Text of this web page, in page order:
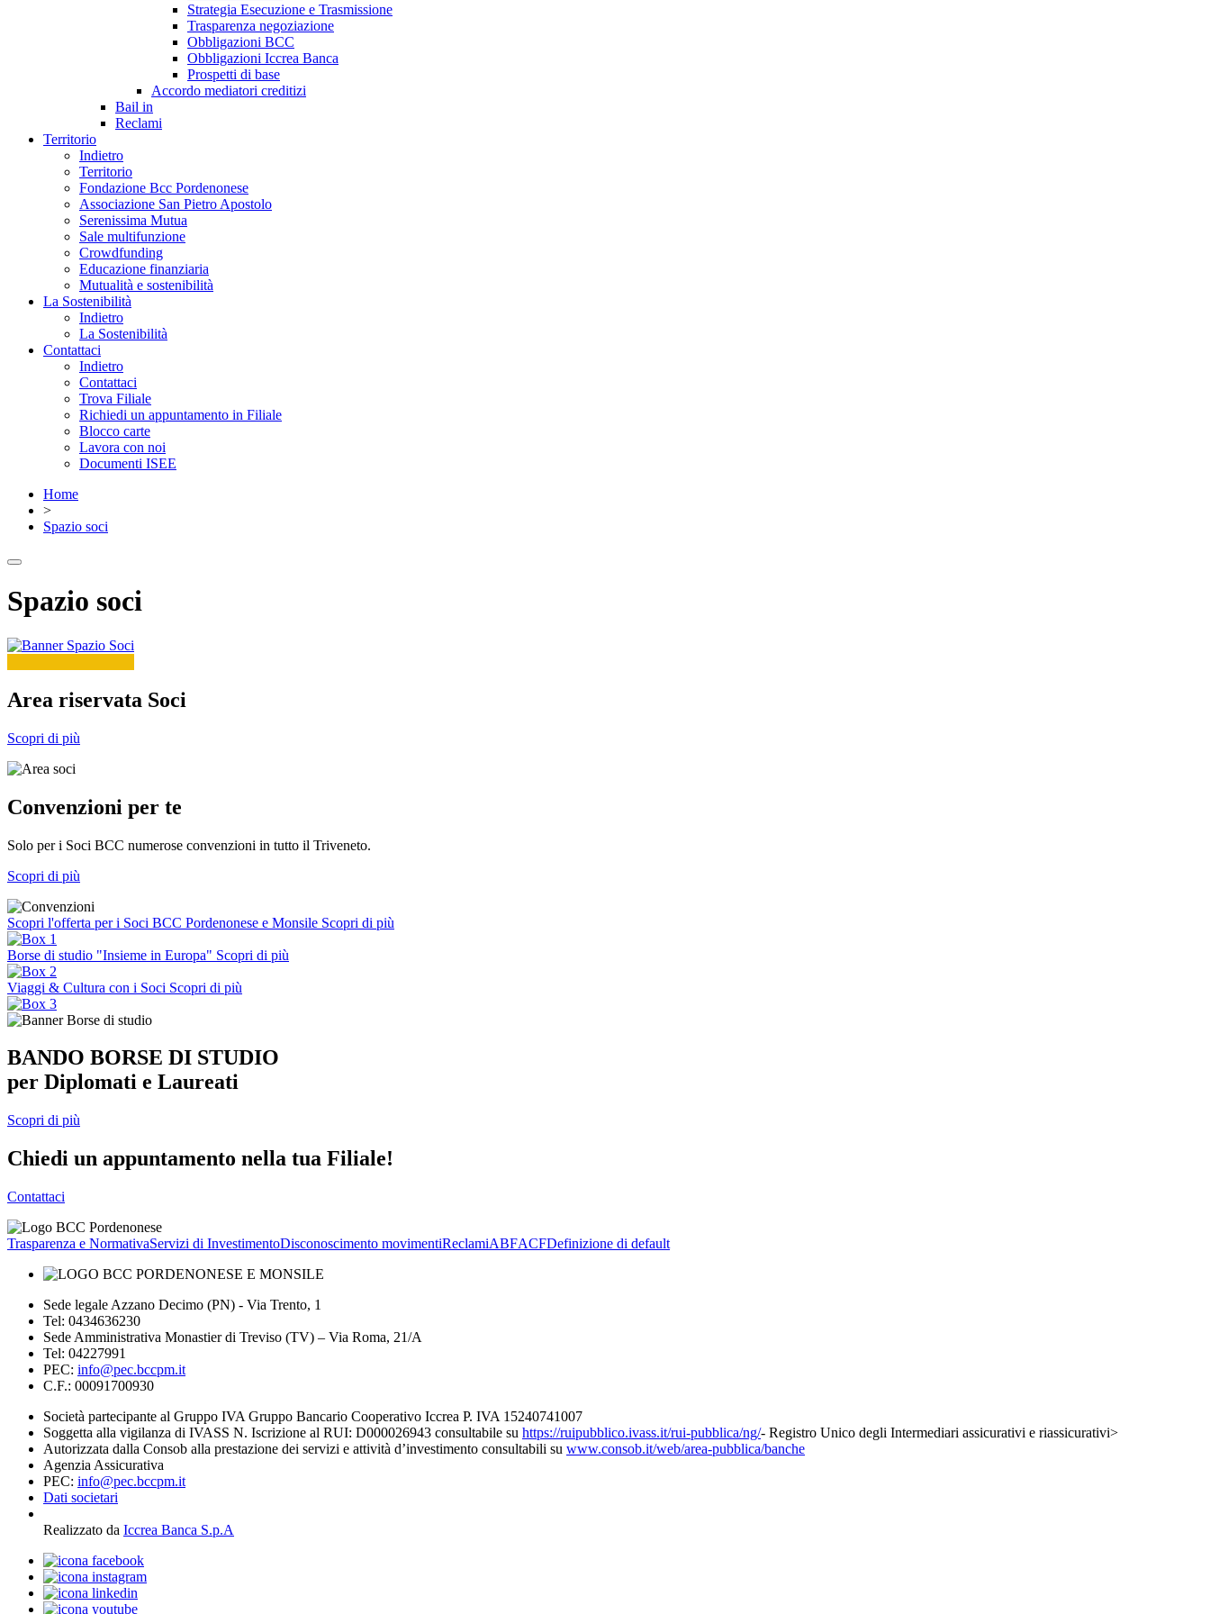
Strategia Esecuzione e Trasmissione
Trasparenza negoziazione
Obbligazioni BCC
Obbligazioni Iccrea Banca
Prospetti di base
Accordo mediatori creditizi
Bail in
Reclami
Territorio
Indietro
Territorio
Fondazione Bcc Pordenonese
Associazione San Pietro Apostolo
Serenissima Mutua
Sale multifunzione
Crowdfunding
Educazione finanziaria
Mutualità e sostenibilità
La Sostenibilità
Indietro
La Sostenibilità
Contattaci
Indietro
Contattaci
Trova Filiale
Richiedi un appuntamento in Filiale
Blocco carte
Lavora con noi
Documenti ISEE
Home
>
Spazio soci
Spazio soci
Area riservata Soci
Scopri di più
Convenzioni per te
Solo per i Soci BCC numerose convenzioni in tutto il Triveneto.
Scopri di più
Scopri l'offerta per i Soci BCC Pordenonese e Monsile Scopri di più
Borse di studio "Insieme in Europa" Scopri di più
Viaggi & Cultura con i Soci Scopri di più
BANDO BORSE DI STUDIO
per Diplomati e Laureati
Scopri di più
Chiedi un appuntamento nella tua Filiale!
Contattaci
Trasparenza e NormativaServizi di InvestimentoDisconoscimento movimentiReclamiABFACFDefinizione di default
Sede legale Azzano Decimo (PN) - Via Trento, 1
Tel: 0434636230
Sede Amministrativa Monastier di Treviso (TV) – Via Roma, 21/A
Tel: 04227991
PEC: info@pec.bccpm.it
C.F.: 00091700930
Società partecipante al Gruppo IVA Gruppo Bancario Cooperativo Iccrea P. IVA 15240741007
Soggetta alla vigilanza di IVASS N. Iscrizione al RUI: D000026943 consultabile su https://ruipubblico.ivass.it/rui-pubblica/ng/- Registro Unico degli Intermediari assicurativi e riassicurativi>
Autorizzata dalla Consob alla prestazione dei servizi e attività d’investimento consultabili su www.consob.it/web/area-pubblica/banche
Agenzia Assicurativa
PEC: info@pec.bccpm.it
Dati societari
Realizzato da Iccrea Banca S.p.A